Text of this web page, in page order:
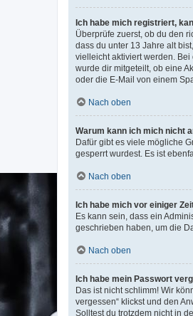
Ich habe mich registriert,
Überprüfe zuerst, ob du den
dass du unter 13 Jahre alt
vielleicht aktiviert werden.
wurde dir mitgeteilt, ob eine
oder die E-Mail von einem
Nach oben
Warum kann ich mich nicht
Dafür gibt es viele mögliche
gesperrt wurdest. Es ist
Nach oben
Ich habe mich vor einiger
Es kann sein, dass ein
geschrieben haben, um die
Nach oben
Ich habe mein Passwort
Das ist nicht schlimm! Wir
vergessen“ klickst und den
Solltest du trotzdem nicht in